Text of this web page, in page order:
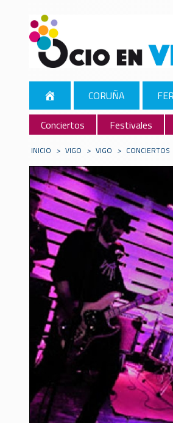
CORUÑA
Conciertos
Festivales
INICIO > VIGO > VIGO > CONCIERTOS